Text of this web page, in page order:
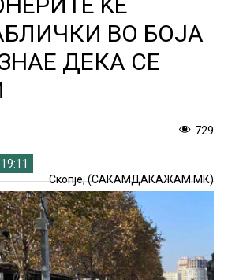
ВО БОЈА
ДЕКА СЕ
729
Скопје, (САКАМДАКАЖАМ.МК)